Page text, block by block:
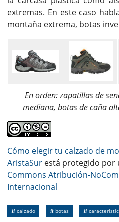
extremas. En este caso
montaña extrema, botas
En orden: zapatillas de
mediana, botas de caña
Cómo elegir tu calzado de
AristaSur está protegido por
Commons Atribución-
Internacional
calzado botas